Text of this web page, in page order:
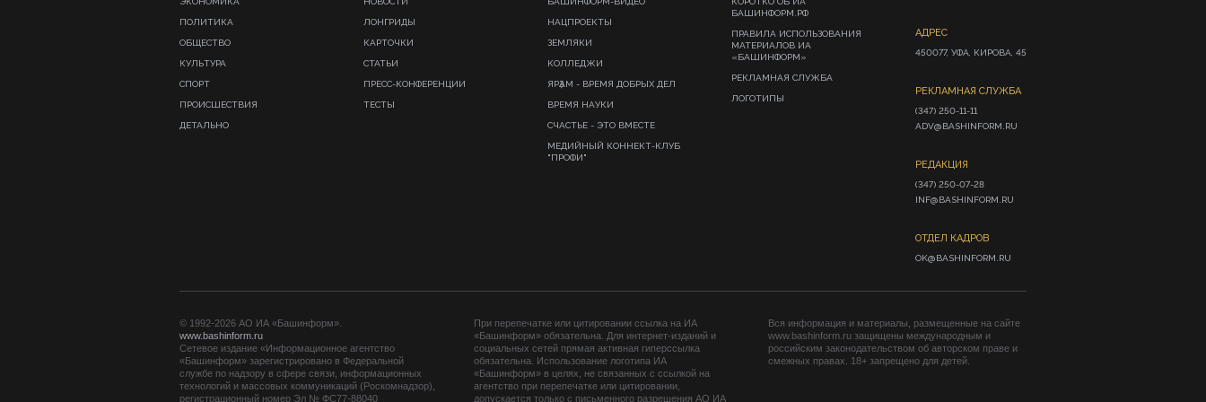
ПОЛИТИКА
ОБЩЕСТВО
КУЛЬТУРА
СПОРТ
ПРОИСШЕСТВИЯ
ДЕТАЛЬНО
ЛОНГРИДЫ
КАРТОЧКИ
СТАТЬИ
ПРЕСС-КОНФЕРЕНЦИИ
ТЕСТЫ
НАЦПРОЕКТЫ
ЗЕМЛЯКИ
КОЛЛЕДЖИ
ЯРҘАМ - ВРЕМЯ ДОБРЫХ ДЕЛ
ВРЕМЯ НАУКИ
СЧАСТЬЕ - ЭТО ВМЕСТЕ
МЕДИЙНЫЙ КОННЕКТ-КЛУБ
"ПРОФИ"
БАШИНФОРМ.РФ
ПРАВИЛА ИСПОЛЬЗОВАНИЯ
МАТЕРИАЛОВ ИА
«БАШИНФОРМ»
РЕКЛАМНАЯ СЛУЖБА
ЛОГОТИПЫ
АДРЕС
450077, УФА, КИРОВА, 45
РЕКЛАМНАЯ СЛУЖБА
(347) 250-11-11
ADV@BASHINFORM.RU
РЕДАКЦИЯ
(347) 250-07-28
INF@BASHINFORM.RU
ОТДЕЛ КАДРОВ
OK@BASHINFORM.RU
© 1992-2026 АО ИА «Башинформ».
www.bashinform.ru
Сетевое издание «Информационное агентство
«Башинформ» зарегистрировано в Федеральной
службе по надзору в сфере связи, информационных
технологий и массовых коммуникаций (Роскомнадзор),
регистрационный номер Эл № ФС77-88040
При перепечатке или цитировании ссылка на ИА
«Башинформ» обязательна. Для интернет-изданий и
социальных сетей прямая активная гиперссылка
обязательна. Использование логотипа ИА
«Башинформ» в целях, не связанных с ссылкой на
агентство при перепечатке или цитировании,
допускается только с письменного разрешения АО ИА
Вся информация и материалы, размещенные на сайте
www.bashinform.ru защищены международным и
российским законодательством об авторском праве и
смежных правах. 18+ запрещено для детей.